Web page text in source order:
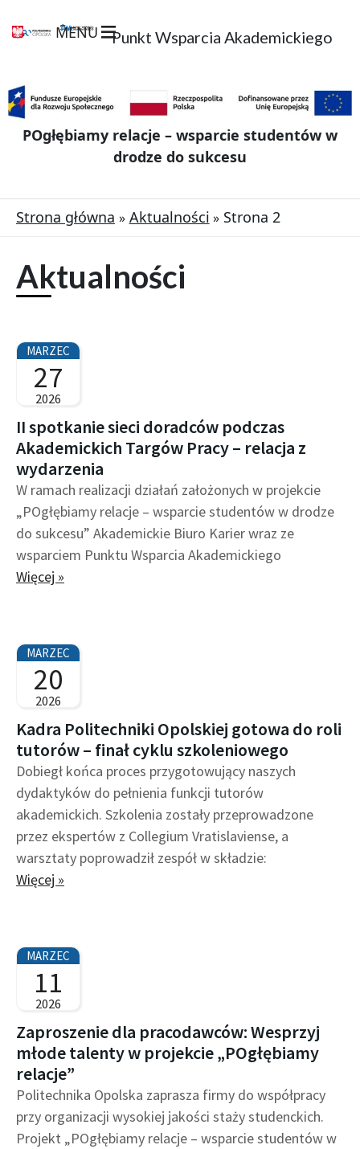
Punkt Wsparcia Akademickiego
MENU
POgłębiamy relacje – wsparcie studentów w
drodze do sukcesu
Strona główna Aktualności Strona 2
Aktualności
MARZEC
27
2026
II spotkanie sieci doradców podczas
Akademickich Targów Pracy – relacja z
wydarzenia
W ramach realizacji działań założonych w projekcie
„POgłębiamy relacje – wsparcie studentów w drodze
do sukcesu” Akademickie Biuro Karier wraz ze
wsparciem Punktu Wsparcia Akademickiego
Więcej »
MARZEC
20
2026
Kadra Politechniki Opolskiej gotowa do roli
tutorów – finał cyklu szkoleniowego
Dobiegł końca proces przygotowujący naszych
dydaktyków do pełnienia funkcji tutorów
akademickich. Szkolenia zostały przeprowadzone
przez ekspertów z Collegium Vratislaviense, a
warsztaty poprowadził zespół w składzie:
Więcej »
MARZEC
11
2026
Zaproszenie dla pracodawców: Wesprzyj
młode talenty w projekcie „POgłębiamy
relacje”
Politechnika Opolska zaprasza firmy do współpracy
przy organizacji wysokiej jakości staży studenckich.
Projekt „POgłębiamy relacje – wsparcie studentów w
n
a
a